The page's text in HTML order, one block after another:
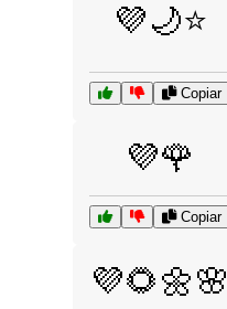
💜🌙⭐
Copiar
💜🌹
Copiar
💜🌻🌼🌸